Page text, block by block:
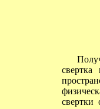
свертки